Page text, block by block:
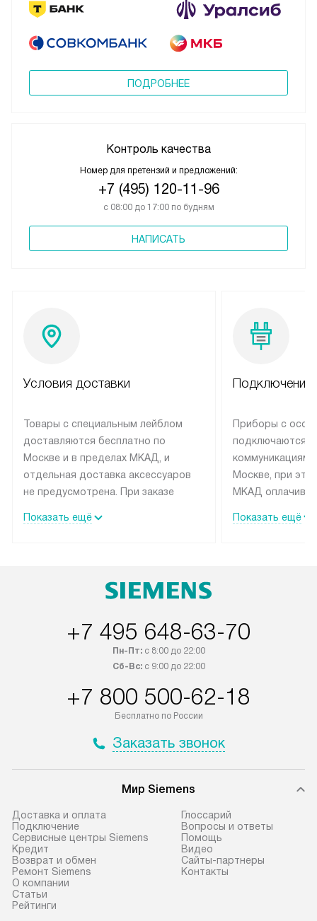
ПОДРОБНЕЕ
Контроль качества
Номер для претензий и предложений:
+7 (495) 120-11-96
с 08:00 до 17:00 по будням
НАПИСАТЬ
Условия доставки
Товары с специальным лейблом
доставляются бесплатно по
Москве и в пределах МКАД, и
отдельная доставка аксессуаров
не предусмотрена. При заказе
рекомендуем обсудить с
быть отправлены покупателю в
интересен товар «Под заказ»,
обсудите возможность его
приобретения с менеджером сайта.
доставляются бесплатно по
Москве в пределах МКАД, и
не предусмотрена.
доставки доставит упакованный
требуется переместить прибор
до двери квартиры или до места
установки, пожалуйста,
предварительно согласуйте это
с менеджером. За данную услугу
взимается дополнительная плата.
Показать ещё
Подключение
Приборы с
подключаются к
коммуникациям
Москве, при
МКАД
партнера
монтажу
материалы.
Стандартная
и
Показать ещё
+7 495 648-63-70
Пн-Пт:с 8:00 до 22:00
Сб-Вс:с 9:00 до 22:00
+7 800 500-62-18
Бесплатно по России
Заказать звонок
Мир Siemens
Доставка и оплата
Подключение
Сервисные центры Siemens
Кредит
Возврат и обмен
Ремонт Siemens
О компании
Статьи
Рейтинги
Глоссарий
Вопросы и ответы
Помощь
Видео
Сайты-партнеры
Контакты